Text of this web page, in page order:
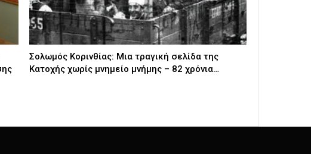
Σολωμός Κορινθίας: Μια τραγική σελίδα της
Κατοχής χωρίς μνημείο μνήμης – 82 χρόνια…